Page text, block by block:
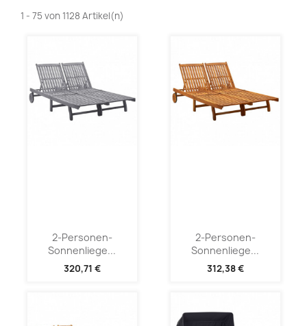
1 - 75 von 1128 Artikel(n)
2-Personen-
Sonnenliege...
320,71 €
2-Personen-
Sonnenliege...
312,38 €